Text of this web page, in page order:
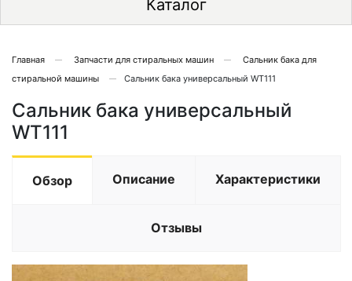
Каталог
Главная Запчасти для стиральных машин
Сальник бака для
стиральной машины
Сальник бака универсальный WT111
Сальник бака универсальный
WT111
Обзор Описание Характеристики
Отзывы